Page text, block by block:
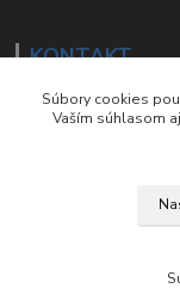
KONTAKT
e-mail:
Copyright ©
Súbory cookies
Vaším súhlasom